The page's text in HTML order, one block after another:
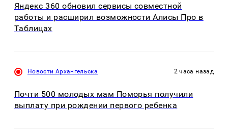
Яндекс 360 обновил сервисы совместной
работы и расширил возможности Алисы Про в
Таблицах
Новости Архангельска 2 часа назад
Почти 500 молодых мам Поморья получили
выплату при рождении первого ребенка